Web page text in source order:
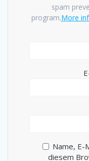
spam
program.More
Name, E-
diesem